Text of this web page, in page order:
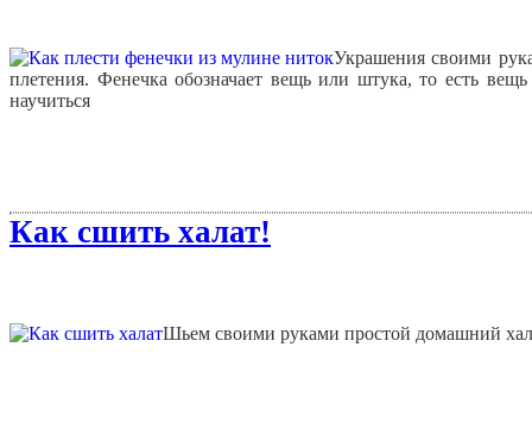
Украшения своими
плетения. Фенечка обозначает вещь или штука, то есть
научиться
Как сшить халат!
Шьем своими руками простой домашний